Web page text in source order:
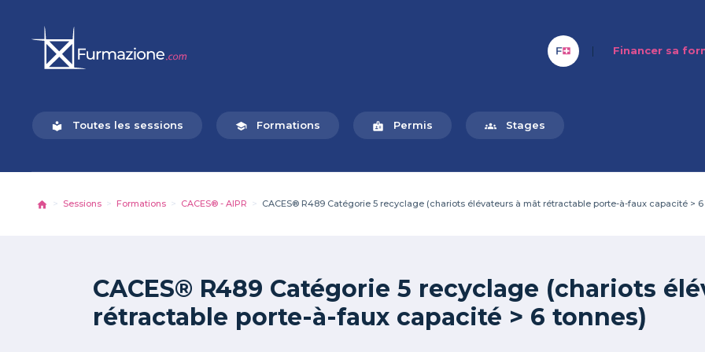
| Financer sa
local_library Toutes les sessions school Formations badge Permis groups Stages
Sessions Formations CACES® - AIPR CACES® R489 Catégorie 5 recyclage (chariots élévateurs à mât rétractable porte-à-faux capacité > 6
CACES® R489 Catégorie 5 recyclage (chariots
rétractable porte-à-faux capacité > 6 tonnes)